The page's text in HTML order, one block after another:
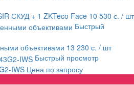
СКУД + 1 ZKTeco Face 10 530 с. / шт
Быстрый
объективами 13 230 с. / шт
Быстрый просмотр
IWS Цена по запросу